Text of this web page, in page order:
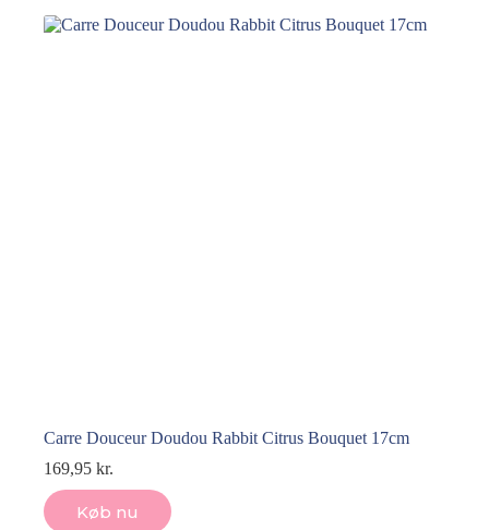
Carre Douceur Doudou Rabbit Citrus Bouquet 17cm
169,95 kr.
Køb nu